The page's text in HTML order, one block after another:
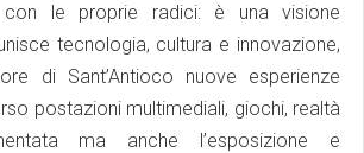
le proprie radici: è una visione
tecnologia, cultura e innovazione,
di Sant’Antioco nuove esperienze
postazioni multimediali, giochi, realtà
ma anche l’esposizione e